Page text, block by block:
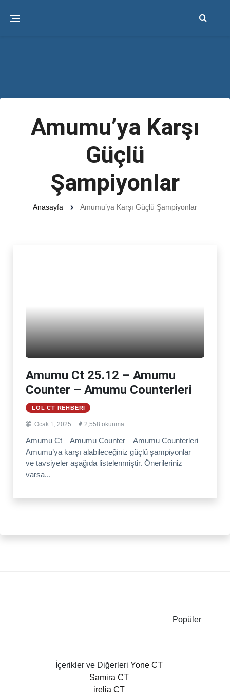
Amumu’ya Karşı
Güçlü
Şampiyonlar
Anasayfa Amumu’ya Karşı Güçlü Şampiyonlar
Amumu Ct 25.12 – Amumu
Counter – Amumu Counterleri
LOL CT REHBERI
Ocak 1, 2025 2,558 okunma
Amumu Ct – Amumu Counter – Amumu Counterleri
Amumu’ya karşı alabileceğiniz güçlü şampiyonlar
ve tavsiyeler aşağıda listelenmiştir. Önerileriniz
varsa...
Popüler
İçerikler ve Diğerleri Yone CT
Samira CT
irelia CT